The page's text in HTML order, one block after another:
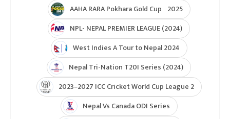
AAHA RARA Pokhara Gold Cup 2025
NPL- NEPAL PREMIER LEAGUE (2024)
West Indies A Tour to Nepal 2024
Nepal Tri-Nation T20I Series (2024)
2023–2027 ICC Cricket World Cup League 2
Nepal Vs Canada ODI Series